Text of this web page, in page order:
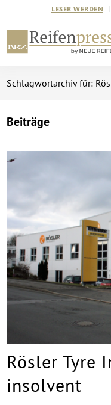
LESER WERDEN
Schlagwortarchiv für:
Beiträge
Rösler Tyre
insolvent